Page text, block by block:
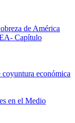
de América
Capítulo
económica
en el Medio